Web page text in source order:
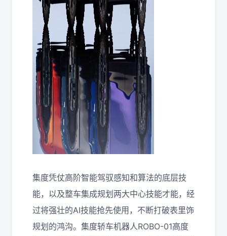
集度凭仗高阶智能驾驭感知和算法的底层技
能，以及整车集成规划两大中心技能才能，经
过将强壮的AI技能抢先使用，不断打破表里饰
规划的鸿沟。集度轿车机器人ROBO-01高度